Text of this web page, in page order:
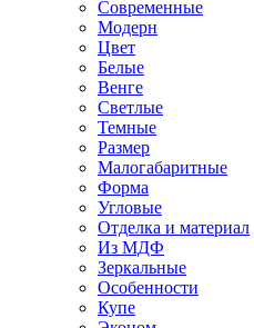
Современные
Модерн
Цвет
Белые
Венге
Светлые
Темные
Размер
Малогабаритные
Форма
Угловые
Отделка и материал
Из МДФ
Зеркальные
Особенности
Купе